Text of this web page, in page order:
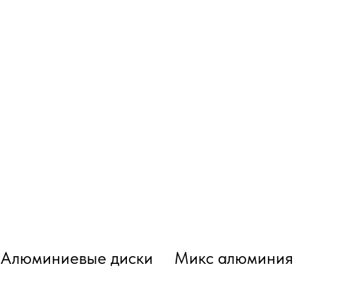
Алюминиевые диски Микс алюминия